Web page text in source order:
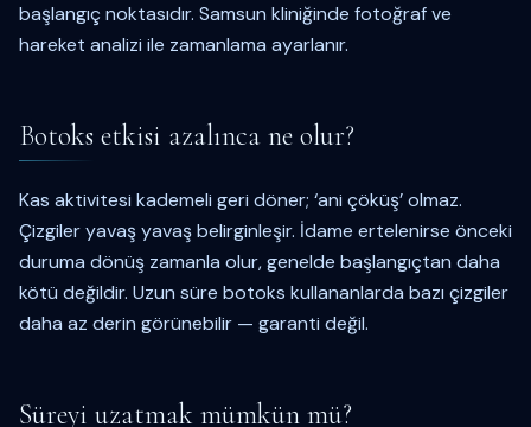
başlangıç noktasıdır. Samsun kliniğinde fotoğraf ve
hareket analizi ile zamanlama ayarlanır.
Botoks etkisi azalınca ne olur?
Kas aktivitesi kademeli geri döner; ‘ani çöküş’ olmaz.
Çizgiler yavaş yavaş belirginleşir. İdame ertelenirse önceki
duruma dönüş zamanla olur, genelde başlangıçtan daha
kötü değildir. Uzun süre botoks kullananlarda bazı çizgiler
daha az derin görünebilir — garanti değil.
Süreyi uzatmak mümkün mü?